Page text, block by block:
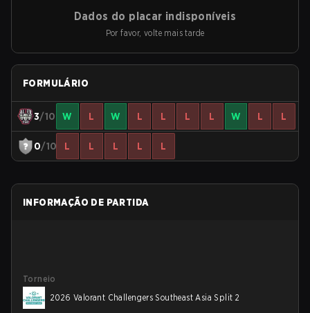
Dados do placar indisponíveis
Por favor, volte mais tarde
FORMULÁRIO
3/10 W L W L L L L W L L
0/10 L L L L L
INFORMAÇÃO DE PARTIDA
Torneio
2026 Valorant Challengers Southeast Asia Split 2